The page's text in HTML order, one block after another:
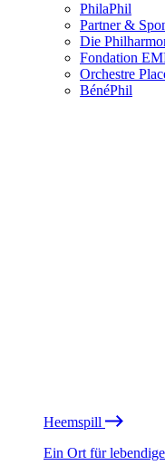
PhilaPhil
Partner &
Die
Fondation
Orchestre
BénéPhil
Heemspill
Ein Ort für